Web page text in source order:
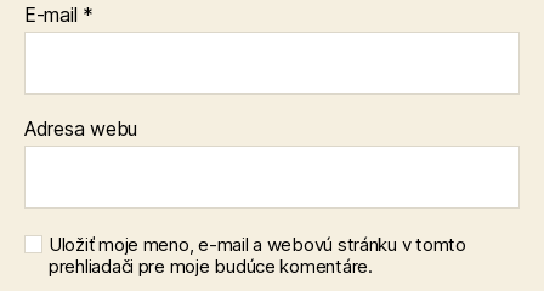
E-mail *
Adresa webu
Uložiť moje meno, e-mail a webovú stránku v tomto
prehliadači pre moje budúce komentáre.